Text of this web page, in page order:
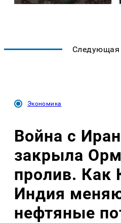
Следующая
Экономика
Война с
закрыла
пролив. Как
Индия
нефтяные